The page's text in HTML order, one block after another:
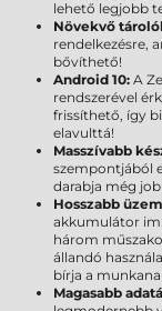
lehető legjobb
Növekvő
rendelkezésre,
bővíthető!
Android 10: A
rendszerével
frissíthető, így
elavulttá!
Masszívabb
szempontjából
darabja még
Hosszabb
akkumulátor
három
állandó
bírja a
Magasabb